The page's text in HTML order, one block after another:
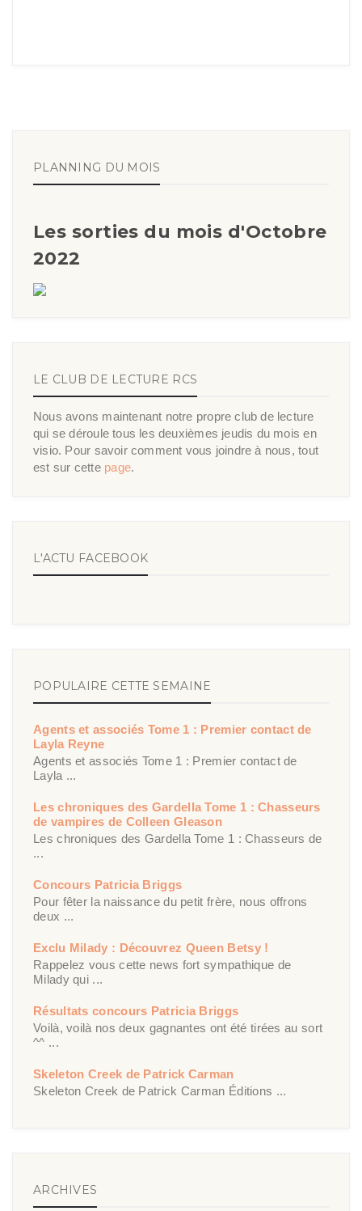
PLANNING DU MOIS
Les sorties du mois d'Octobre
2022
LE CLUB DE LECTURE RCS
Nous avons maintenant notre propre club de lecture
qui se déroule tous les deuxièmes jeudis du mois en
visio. Pour savoir comment vous joindre à nous, tout
est sur cette page.
L'ACTU FACEBOOK
POPULAIRE CETTE SEMAINE
Agents et associés Tome 1 : Premier contact de
Layla Reyne
Agents et associés Tome 1 : Premier contact de
Layla ...
Les chroniques des Gardella Tome 1 : Chasseurs
de vampires de Colleen Gleason
Les chroniques des Gardella Tome 1 : Chasseurs de
...
Concours Patricia Briggs
Pour fêter la naissance du petit frère, nous offrons
deux ...
Exclu Milady : Découvrez Queen Betsy !
Rappelez vous cette news fort sympathique de
Milady qui ...
Résultats concours Patricia Briggs
Voilà, voilà nos deux gagnantes ont été tirées au sort
^^ ...
Skeleton Creek de Patrick Carman
Skeleton Creek de Patrick Carman Éditions ...
ARCHIVES